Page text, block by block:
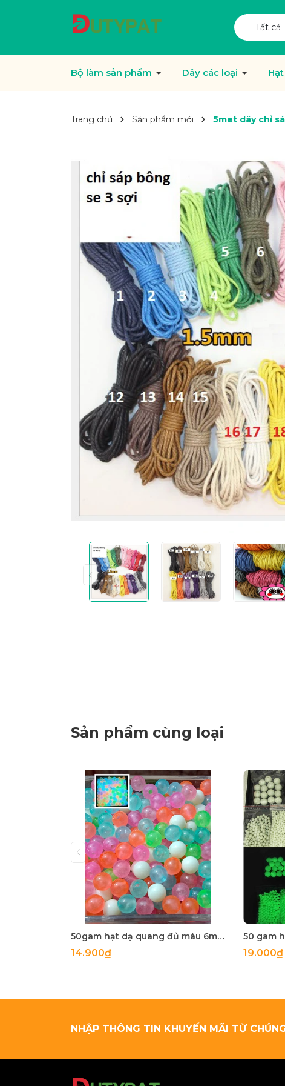
Tất cả
Bộ làm sản phẩm Dây các loại
Trang chủ Sản phẩm mới 5met dây chỉ
Sản phẩm cùng loại
50gam hạt dạ quang đủ màu 6mm, 8mm, 10mm, 12mm, hạt nhựa tròn
14.900₫ 19.000₫
NHẬP THÔNG TIN KHUYẾN MÃI TỪ